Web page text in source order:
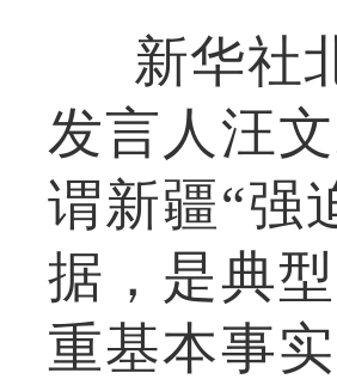
新华社
发言人汪
谓新疆“强
据，是典
重基本事